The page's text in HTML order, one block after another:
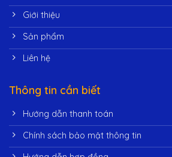
Giới thiệu
Sản phẩm
Liên hệ
Thông tin cần biết
Hướng dẫn thanh toán
Chính sách bảo mật thông tin